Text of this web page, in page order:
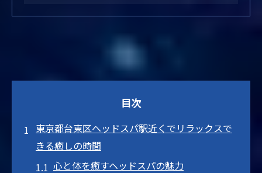
目次
東京都台東区ヘッドスパ駅近くでリラックスで
きる癒しの時間
心と体を癒すヘッドスパの魅力